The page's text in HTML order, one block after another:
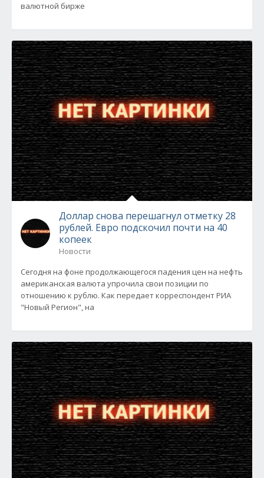
валютной бирже
Доллар снова перешагнул отметку 28
рублей. Евро подскочил почти на 40
копеек
Новости
Сегодня на фоне продолжающегося падения цен на нефть
американская валюта упрочила свои позиции по
отношению к рублю. Как передает корреспондент РИА
"Новый Регион", на